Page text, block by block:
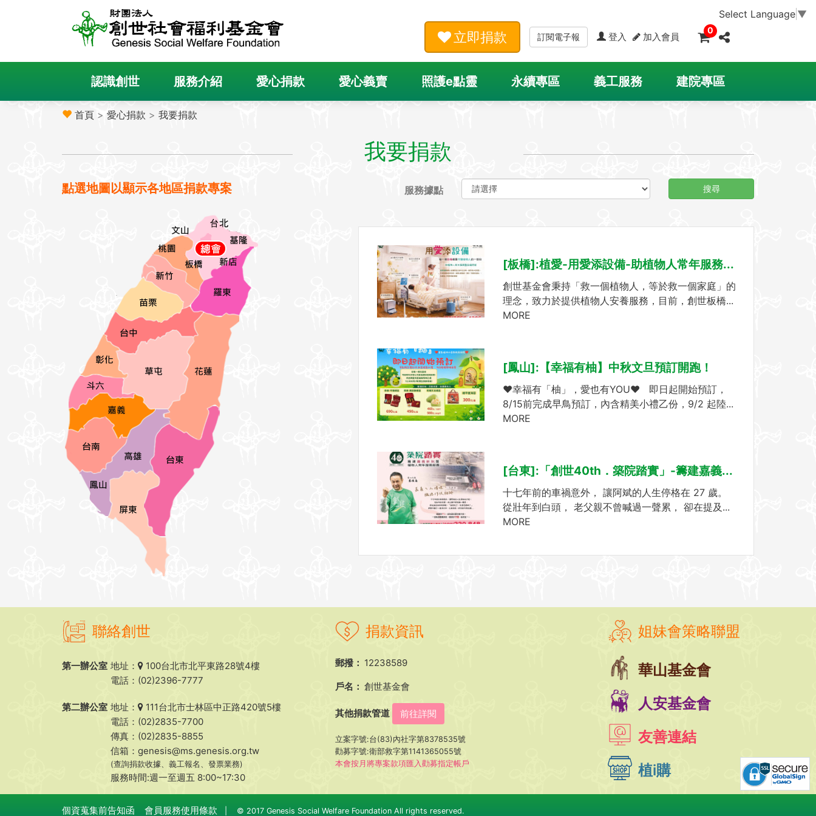
Select Language ▼
立即捐款 訂閱電子報 登入 加入會員
0
認識創世 服務介紹 愛心捐款 愛心義賣 照護e點靈 永續專區 義工服務 建院專區
首頁 > 愛心捐款 > 我要捐款
我要捐款
點選地圖以顯示各地區捐款專案 服務據點 搜尋
[板橋]:植愛-用愛添設備-助植物人常年服務...
創世基金會秉持「救一個植物人，等於救一個家庭」的
理念，致力於提供植物人安養服務，目前，創世板橋...
MORE
[鳳山]:【幸福有柚】中秋文旦預訂開跑！
❤幸福有「柚」，愛也有YOU❤ 即日起開始預訂，
8/15前完成早鳥預訂，內含精美小禮乙份，9/2 起陸...
MORE
[台東]:「創世40th．築院踏實」-籌建嘉義...
十七年前的車禍意外， 讓阿斌的人生停格在 27 歲。
從壯年到白頭， 老父親不曾喊過一聲累， 卻在提及...
MORE
聯絡創世
第一辦公室 地址：
100台北市北平東路28號4樓
電話：(02)2396-7777
第二辦公室 地址：
111台北市士林區中正路420號5樓
電話：(02)2835-7700
傳真：(02)2835-8855
信箱： genesis@ms.genesis.org.tw
(查詢捐款收據、義工報名、發票業務)
服務時間:週一至週五 8:00~17:30
捐款資訊
郵撥： 12238589
戶名： 創世基金會
其他捐款管道 前往詳閱
立案字號:台(83)內社字第8378535號
勸募字號:衛部救字第1141365055號
本會按月將專案款項匯入勸募指定帳戶
姐妹會策略聯盟
華山基金會
人安基金會
友善連結
植i購
個資蒐集前告知函 會員服務使用條款 © 2017 Genesis Social Welfare Foundation All rights reserved.